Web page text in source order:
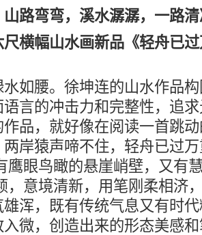
路弯弯，溪水潺潺，一路
横幅山水画新品《轻舟已
如腰。徐坤连的山水作品
言的冲击力和完整性，追
品，就好像在阅读一首跳
岸猿声啼不住，轻舟已过
鹰眼鸟瞰的悬崖峭壁，又有
，意境清新，用笔刚柔相济
浑，既有传统气息又有时
微，创造出来的形态美感